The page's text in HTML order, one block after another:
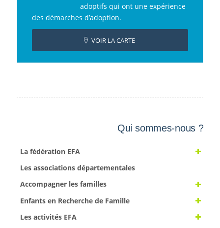
adoptifs qui ont une expérience
des démarches d’adoption.
VOIR LA CARTE
Qui sommes-nous ?
La fédération EFA
Les associations départementales
Accompagner les familles
Enfants en Recherche de Famille
Les activités EFA